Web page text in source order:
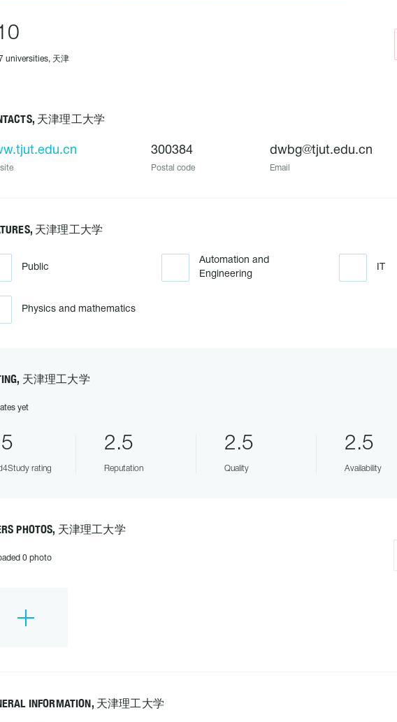
universities, 天津
天津理工大学
300384
Postal code
dwbg@tjut.edu.cn
Email
天津理工大学
Public
Automation and
Engineering
IT
Physics and mathematics
天津理工大学
yet
rating
2.5
Reputation
2.5
Quality
2.5
Availability
PHOTOS, 天津理工大学
0 photo
INFORMATION, 天津理工大学